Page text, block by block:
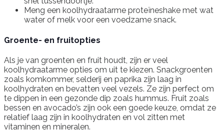
Meng een koolhydraatarme proteïneshake met wat
water of melk voor een voedzame snack.
Groente- en fruitopties
Als je van groenten en fruit houdt, zijn er veel
koolhydraatarme opties om uit te kiezen. Snackgroenten
zoals komkommer, selderij en paprika zijn laag in
koolhydraten en bevatten veel vezels. Ze zijn perfect om
te dippen in een gezonde dip zoals hummus. Fruit zoals
bessen en avocado’s zijn ook een goede keuze, omdat ze
relatief laag zijn in koolhydraten en vol zitten met
vitaminen en mineralen.